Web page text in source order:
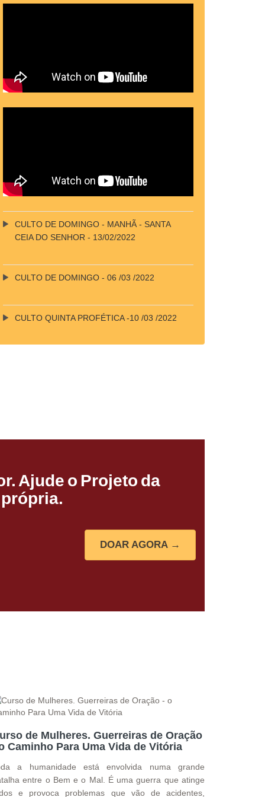
CULTO DE DOMINGO - MANHÃ - SANTA
CEIA DO SENHOR - 13/02/2022
CULTO DE DOMINGO - 06 /03 /2022
CULTO QUINTA PROFÉTICA -10 /03 /2022
Ajude o Projeto da
DOAR AGORA →
de Mulheres. Guerreiras de Oração
Caminho Para Uma Vida de Vitória
a humanidade está envolvida numa grande
entre o Bem e o Mal. É uma guerra que atinge
e provoca problemas que vão de acidentes,